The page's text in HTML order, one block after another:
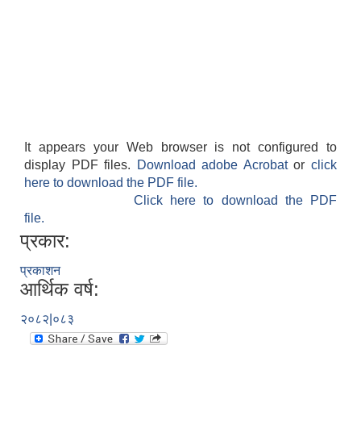
It appears your Web browser is not configured to
display PDF files.
Download adobe Acrobatorclick
here to download the PDF file.
Click here to download the PDF
file.
प्रकार:
प्रकाशन
आर्थिक वर्ष:
२०८२|०८३